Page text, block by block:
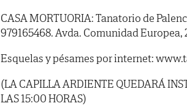
CASA MORTUORIA: Tanatorio de
979165468. Avda. Comunidad Europea,
Esquelas y pésames por internet:
(LA CAPILLA ARDIENTE QUEDARÁ
LAS 15:00 HORAS)